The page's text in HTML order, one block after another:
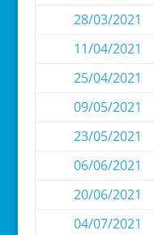
28/03/2021
11/04/2021
25/04/2021
09/05/2021
23/05/2021
06/06/2021
20/06/2021
04/07/2021